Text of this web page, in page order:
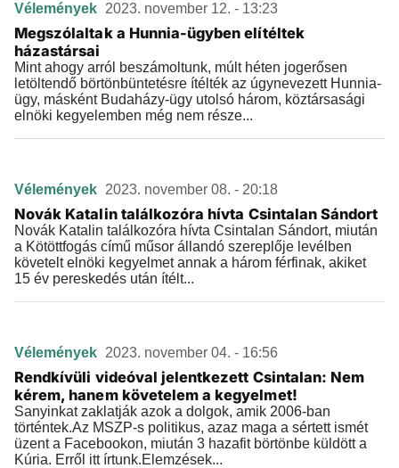
Vélemények 2023. november 12. - 13:23
Megszólaltak a Hunnia-ügyben elítéltek
házastársai
Mint ahogy arról beszámoltunk, múlt héten jogerősen
letöltendő börtönbüntetésre ítélték az úgynevezett Hunnia-
ügy, másként Budaházy-ügy utolsó három, köztársasági
elnöki kegyelemben még nem része...
Vélemények 2023. november 08. - 20:18
Novák Katalin találkozóra hívta Csintalan Sándort
Novák Katalin találkozóra hívta Csintalan Sándort, miután
a Kötöttfogás című műsor állandó szereplője levélben
követelt elnöki kegyelmet annak a három férfinak, akiket
15 év pereskedés után ítélt...
Vélemények 2023. november 04. - 16:56
Rendkívüli videóval jelentkezett Csintalan: Nem
kérem, hanem követelem a kegyelmet!
Sanyinkat zaklatják azok a dolgok, amik 2006-ban
történtek.Az MSZP-s politikus, azaz maga a sértett ismét
üzent a Facebookon, miután 3 hazafit börtönbe küldött a
Kúria. Erről itt írtunk.Elemzések...